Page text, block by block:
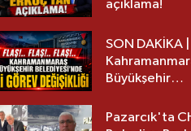
açıklama!
SON DAKİKA |
Büyükşehir
görev
Pazarcık'ta